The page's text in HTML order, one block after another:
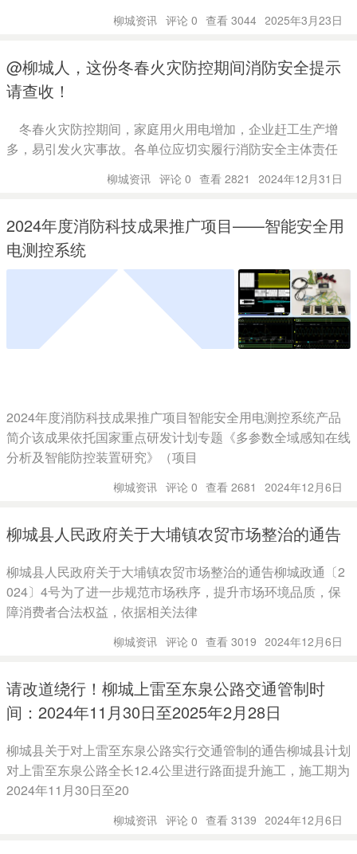
柳城资讯 评论 0 查看 3044 2025年3月23日
@柳城人，这份冬春火灾防控期间消防安全提示
请查收！
冬春火灾防控期间，家庭用火用电增加，企业赶工生产增
多，易引发火灾事故。各单位应切实履行消防安全主体责任
柳城资讯 评论 0 查看 2821 2024年12月31日
2024年度消防科技成果推广项目——智能安全用
电测控系统
2024年度消防科技成果推广项目智能安全用电测控系统产品
简介该成果依托国家重点研发计划专题《多参数全域感知在线
分析及智能防控装置研究》（项目
柳城资讯 评论 0 查看 2681 2024年12月6日
柳城县人民政府关于大埔镇农贸市场整治的通告
柳城县人民政府关于大埔镇农贸市场整治的通告柳城政通〔2
024〕4号为了进一步规范市场秩序，提升市场环境品质，保
障消费者合法权益，依据相关法律
柳城资讯 评论 0 查看 3019 2024年12月6日
请改道绕行！柳城上雷至东泉公路交通管制时
间：2024年11月30日至2025年2月28日
柳城县关于对上雷至东泉公路实行交通管制的通告柳城县计划
对上雷至东泉公路全长12.4公里进行路面提升施工，施工期为
2024年11月30日至20
柳城资讯 评论 0 查看 3139 2024年12月6日